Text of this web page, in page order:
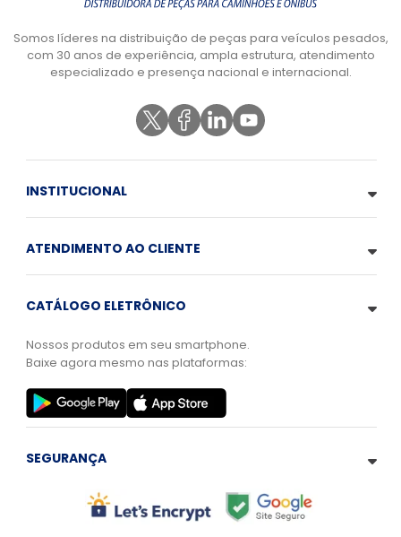
Somos líderes na distribuição de peças para veículos pesados,
com 30 anos de experiência, ampla estrutura, atendimento
especializado e presença nacional e internacional.
INSTITUCIONAL
ATENDIMENTO AO CLIENTE
CATÁLOGO ELETRÔNICO
Nossos produtos em seu smartphone.
Baixe agora mesmo nas plataformas:
SEGURANÇA